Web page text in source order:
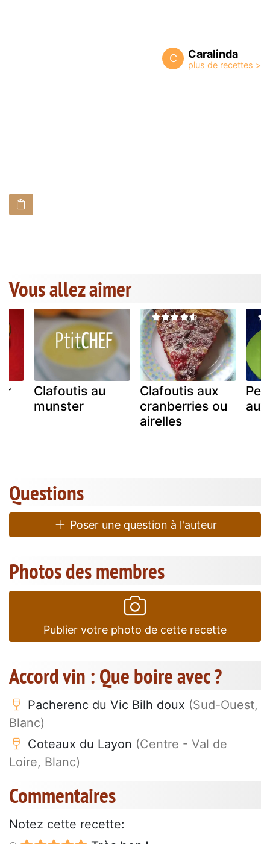
C Caralinda
Vous allez aimer
Clafoutis au
munster
Clafoutis aux
cranberries ou
airelles
Questions
Poser une question à l'auteur
Photos des membres
Publier votre photo de cette recette
Accord vin : Que boire avec ?
Pacherenc du Vic Bilh doux (Sud-Ouest,
Blanc)
Coteaux du Layon (Centre - Val de
Loire, Blanc)
Commentaires
Notez cette recette: